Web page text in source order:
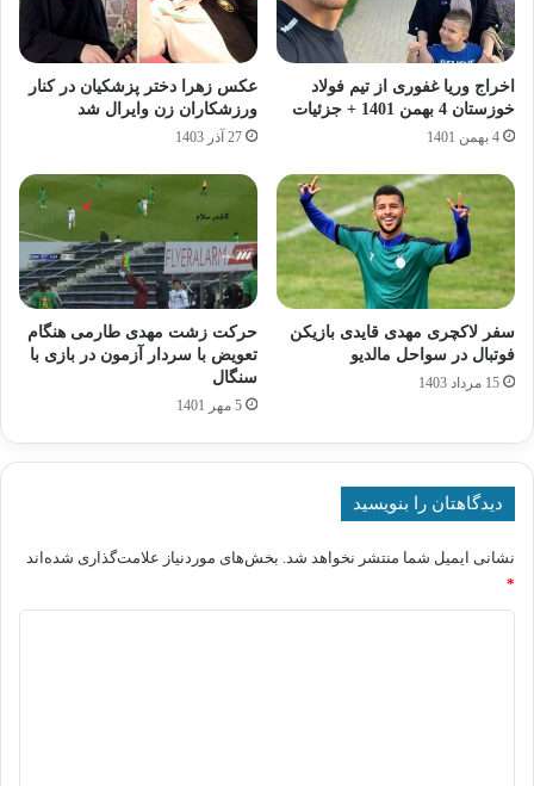
اخراج وریا غفوری از تیم فولاد
خوزستان 4 بهمن 1401 + جزئیات
4 بهمن 1401
عکس زهرا دختر پزشکیان در کنار
ورزشکاران زن وایرال شد
27 آذر 1403
سفر لاکچری مهدی قایدی بازیکن
فوتبال در سواحل مالدیو
15 مرداد 1403
حرکت زشت مهدی طارمی هنگام
تعویض با سردار آزمون در بازی با
سنگال
5 مهر 1401
دیدگاهتان را بنویسید
نشانی ایمیل شما منتشر نخواهد شد. بخش‌های موردنیاز علامت‌گذاری شده‌اند
*